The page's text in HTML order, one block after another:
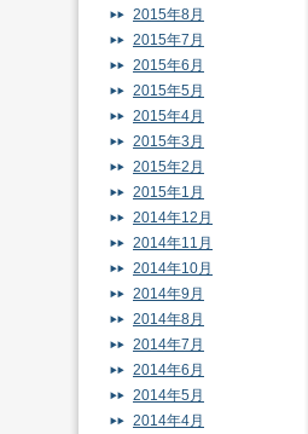
2015年8月
2015年7月
2015年6月
2015年5月
2015年4月
2015年3月
2015年2月
2015年1月
2014年12月
2014年11月
2014年10月
2014年9月
2014年8月
2014年7月
2014年6月
2014年5月
2014年4月